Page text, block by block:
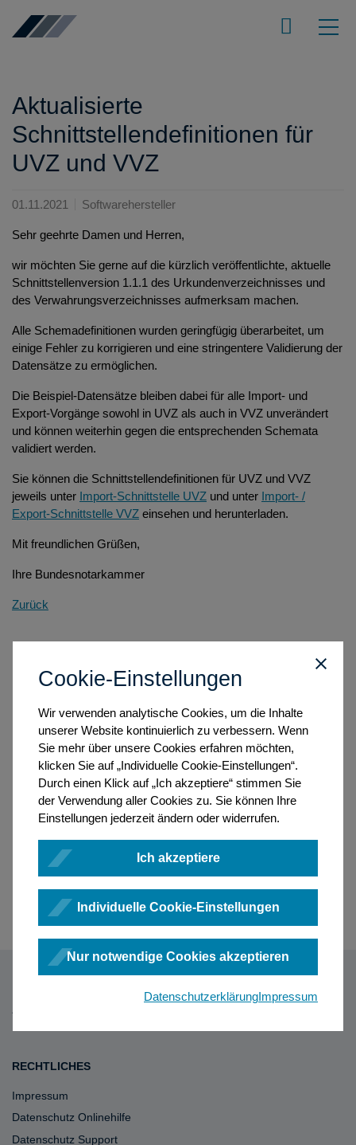
Cookie-Einstellungen
Wir verwenden analytische Cookies, um die Inhalte
unserer Website kontinuierlich zu verbessern. Wenn
Sie mehr über unsere Cookies erfahren möchten,
klicken Sie auf „Individuelle Cookie-Einstellungen“.
Durch einen Klick auf „Ich akzeptiere“ stimmen Sie
der Verwendung aller Cookies zu. Sie können Ihre
Einstellungen jederzeit ändern oder widerrufen.
Ich akzeptiere
Individuelle Cookie-Einstellungen
Nur notwendige Cookies akzeptieren
DatenschutzerklärungImpressum
Aktualisierte
Schnittstellendefinitionen für
UVZ und VVZ
01.11.2021 Softwarehersteller
Sehr geehrte Damen und Herren,
wir möchten Sie gerne auf die kürzlich veröffentlichte, aktuelle
Schnittstellenversion 1.1.1 des Urkundenverzeichnisses und
des Verwahrungsverzeichnisses aufmerksam machen.
Alle Schemadefinitionen wurden geringfügig überarbeitet, um
einige Fehler zu korrigieren und eine stringentere Validierung der
Datensätze zu ermöglichen.
Die Beispiel-Datensätze bleiben dabei für alle Import- und
Export-Vorgänge sowohl in UVZ als auch in VVZ unverändert
und können weiterhin gegen die entsprechenden Schemata
validiert werden.
Sie können die Schnittstellendefinitionen für UVZ und VVZ
jeweils unter Import-Schnittstelle UVZ und unter Import- /
Export-Schnittstelle VVZ einsehen und herunterladen.
Mit freundlichen Grüßen,
Ihre Bundesnotarkammer
Zurück
RECHTLICHES
Impressum
Datenschutz Onlinehilfe
Datenschutz Support